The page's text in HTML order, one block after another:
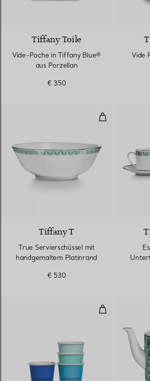
Tiffany Toile
Vide-Poche in Tiffany Blue®
aus Porzellan
€ 350
Vide
True
Tiffany T
True Servierschüssel mit
handgemaltem Platinrand
€ 530
Tiffany